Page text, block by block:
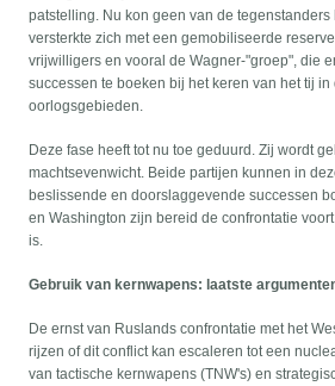
patstelling. Nu kon geen van de
versterkte zich met een gemobiliseerde
vrijwilligers en vooral de Wagner-"groep", die
successen te boeken bij het keren van het tij
oorlogsgebieden.
Deze fase heeft tot nu toe geduurd. Zij wordt
machtsevenwicht. Beide partijen kunnen in
beslissende en doorslaggevende successen
en Washington zijn bereid de confrontatie
is.
Gebruik van kernwapens: laatste
De ernst van Ruslands confrontatie met het
rijzen of dit conflict kan escaleren tot een
van tactische kernwapens (TNW's) en